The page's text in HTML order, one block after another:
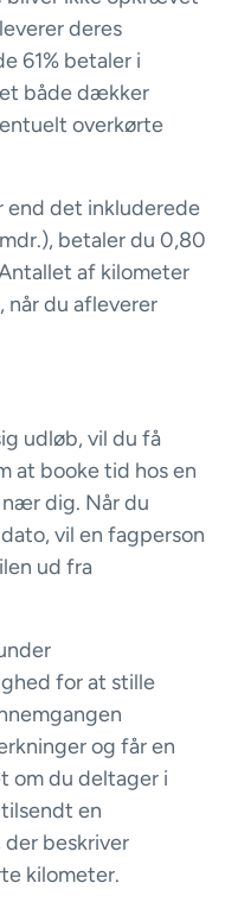
deres
61% betaler i
både dækker
overkørte
end det inkluderede
betaler du 0,80
af kilometer
når du afleverer
udløb, vil du få
at booke tid hos en
nær dig. Når du
vil en fagperson
ud fra
for at stille
og får en
om du deltager i
en
beskriver
kilometer.